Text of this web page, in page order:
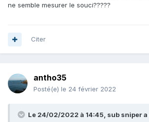
ne semble mesurer le souci?????
Citer
antho35
Posté(e) le 24 février 2022
Le 24/02/2022 à 14:45, sub snipera